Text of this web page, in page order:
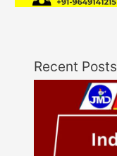
Recent Posts